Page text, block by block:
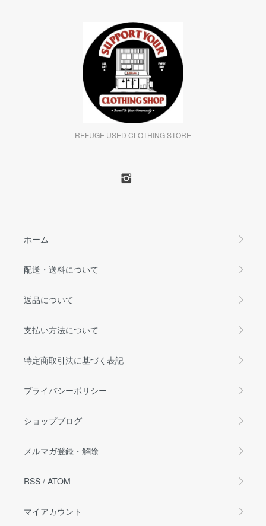
REFUGE USED CLOTHING STORE
ホーム
配送・送料について
返品について
支払い方法について
特定商取引法に基づく表記
プライバシーポリシー
ショップブログ
メルマガ登録・解除
RSS / ATOM
マイアカウント